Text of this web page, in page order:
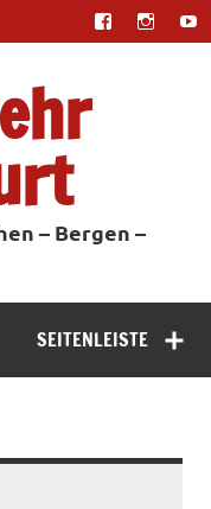
– Bergen –
SEITENLEISTE